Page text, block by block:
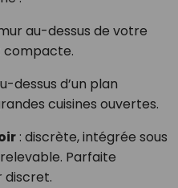
au-dessus de votre
compacte.
dessus d’un plan
cuisines ouvertes.
: discrète, intégrée sous
Parfaite
discret.